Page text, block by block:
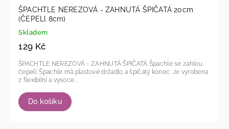
ŠPACHTLE NEREZOVÁ - ZAHNUTÁ ŠPIČATÁ 20cm
(ČEPELl 8cm)
Skladem
129 Kč
Do košíku
ŠPACHTLE NEREZOVÁ - ZAHNUTÁ ŠPIČATÁ Špachle se zahlou
čepelí. Špachle má plastové držadlo a špičatý konec. Je vyrobena
z flexibilní a vysoce...